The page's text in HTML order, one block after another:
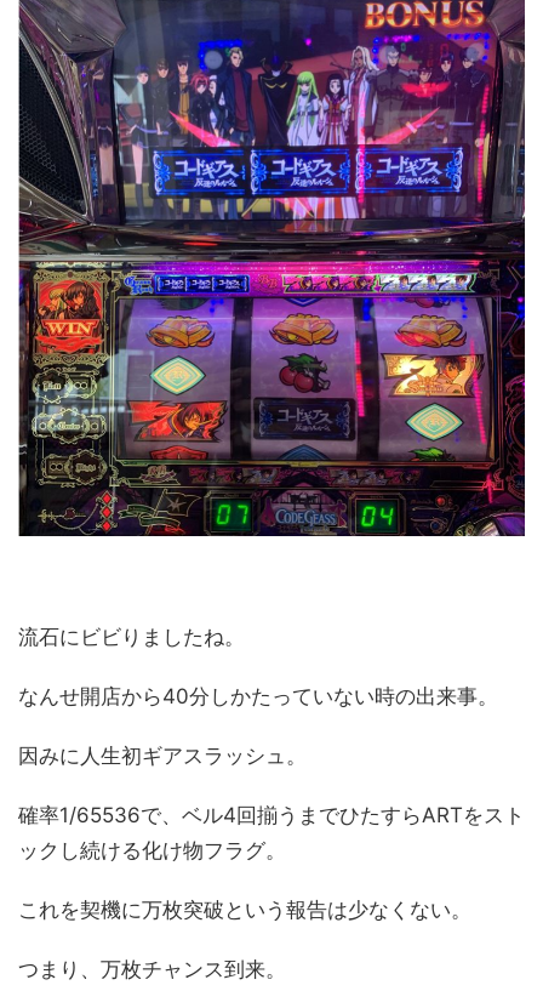
流石にビビりましたね。
なんせ開店から40分しかたっていない時の出来事。
因みに人生初ギアスラッシュ。
確率1/65536で、ベル4回揃うまでひたすらARTをスト
ックし続ける化け物フラグ。
これを契機に万枚突破という報告は少なくない。
つまり、万枚チャンス到来。